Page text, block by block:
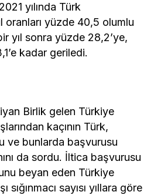
yılında Türk
oranları yüzde 40,5 olumlu
yıl sonra yüzde 28,2’ye,
kadar geriledi.
Birlik gelen Türkiye
kaçının Türk,
ve bunlarda başvurusu
da sordu. İltica başvurusu
beyan eden Türkiye
sayısı yıllara göre